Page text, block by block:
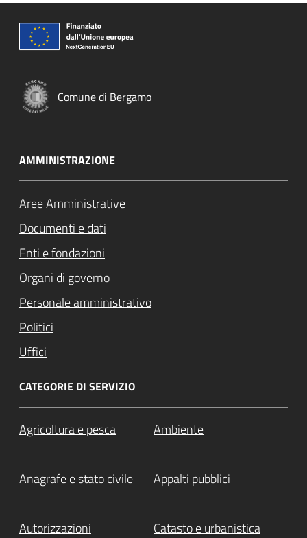
Comune di Bergamo
AMMINISTRAZIONE
Aree Amministrative
Documenti e dati
Enti e fondazioni
Organi di governo
Personale amministrativo
Politici
Uffici
CATEGORIE DI SERVIZIO
Agricoltura e pesca Ambiente
Anagrafe e stato civile Appalti pubblici
Autorizzazioni Catasto e urbanistica